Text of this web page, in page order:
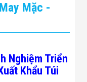
Mật Thông Tin
Chiến Lược
Thông Tin
Giải Pháp
Giải Pháp Thiết
Bị Ngành Thủy
Mặc -
Nghiệm Triển
Khẩu Túi